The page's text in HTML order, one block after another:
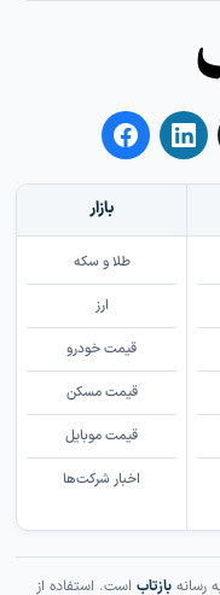
بازار
طلا و سکه
ارز
قیمت خودرو
قیمت مسکن
قیمت موبایل
اخبار شرکت‌ها
رسانهبازتاب است. استفاده از